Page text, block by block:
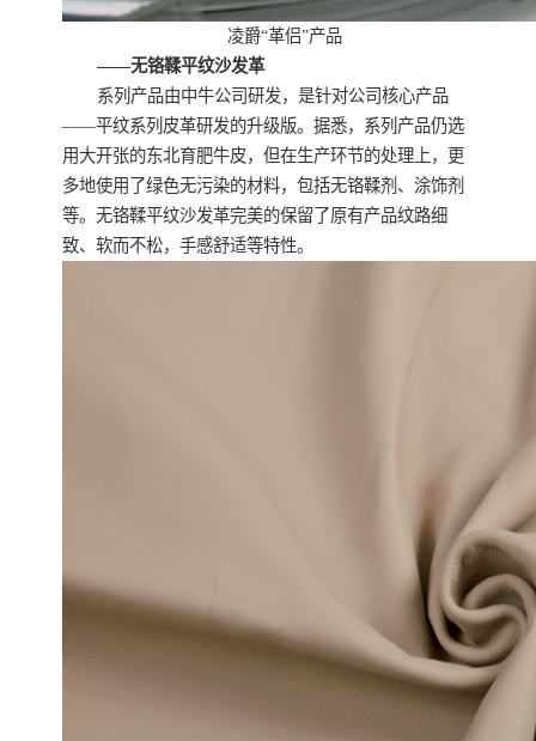
凌爵“革侣”产品
——无铬鞣平纹沙发革
系列产品由中牛公司研发，是针对公司核心产品
——平纹系列皮革研发的升级版。据悉，系列产品仍选
用大开张的东北育肥牛皮，但在生产环节的处理上，更
多地使用了绿色无污染的材料，包括无铬鞣剂、涂饰剂
等。无铬鞣平纹沙发革完美的保留了原有产品纹路细
致、软而不松，手感舒适等特性。